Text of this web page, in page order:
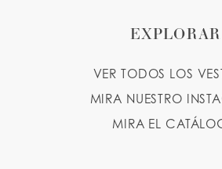
EXPLORAR
VER TODOS LOS
MIRA NUESTRO
MIRA EL